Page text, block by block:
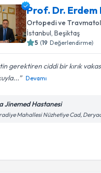
Prof. Dr.
Ortopedi ve
İstanbul, Beşiktaş
5 (19 Değerlendirme)
gerektiren ciddi bir kırık
Devamı
Jinemed Hastanesi
Mahallesi Nüzhetiye Cad,